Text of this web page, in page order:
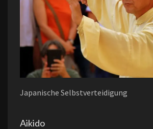
Japanische Selbstverteidigung
Aikido